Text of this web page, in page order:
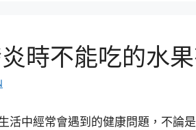
時不能吃的水
活中經常會遇到的健康問題，不論